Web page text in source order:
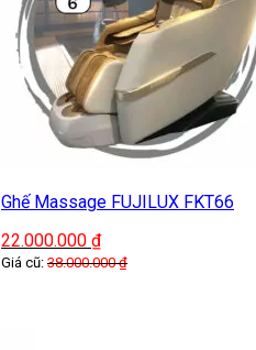
Ghế Massage FUJILUX FKT66
22.000.000 ₫
Giá cũ: 38.000.000₫